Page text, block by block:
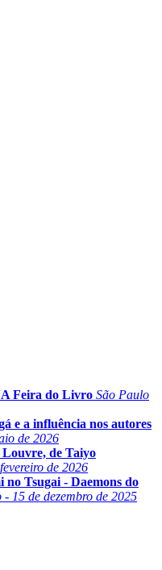
Feira do Livro São Paulo
e a influência nos autores
de 2026
Louvre, de Taiyo
de 2026
no Tsugai - Daemons do
- 15 de dezembro de 2025